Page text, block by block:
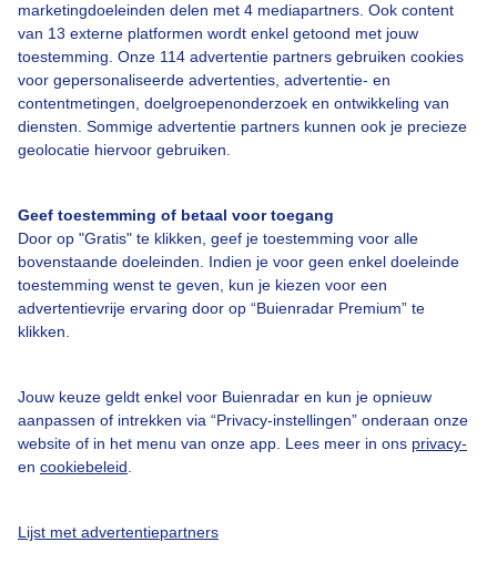
marketingdoeleinden delen met 4 mediapartners. Ook content
van 13 externe platformen wordt enkel getoond met jouw
toestemming. Onze 114 advertentie partners gebruiken cookies
voor gepersonaliseerde advertenties, advertentie- en
contentmetingen, doelgroepenonderzoek en ontwikkeling van
diensten. Sommige advertentie partners kunnen ook je precieze
geolocatie hiervoor gebruiken.
Geef toestemming of betaal voor toegang
Door op "Gratis" te klikken, geef je toestemming voor alle
bovenstaande doeleinden. Indien je voor geen enkel doeleinde
toestemming wenst te geven, kun je kiezen voor een
advertentievrije ervaring door op “Buienradar Premium” te
klikken.
Jouw keuze geldt enkel voor Buienradar en kun je opnieuw
aanpassen of intrekken via “Privacy-instellingen” onderaan onze
website of in het menu van onze app. Lees meer in ons privacy-
en cookiebeleid
Lijst met advertentiepartners
Over Buienradar
Bedrijfsgegevens
Contact
Toegankelijkheid
Gebruikersvoorwaarden
Adverteren
Privacy beleid
Cookie beleid